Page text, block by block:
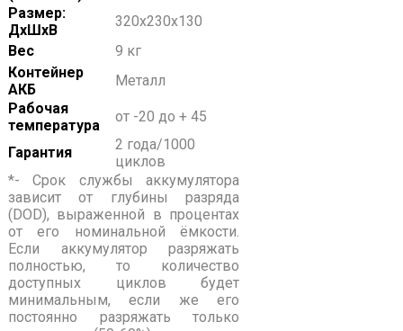
Размер:
ДхШхВ
320x230x130
Вес
9 кг
Контейнер
АКБ
Металл
Рабочая
температура
от -20 до + 45
Гарантия
2 года/1000
циклов
*- Срок службы аккумулятора
зависит от глубины разряда
(DOD), выраженной в процентах
от его номинальной ёмкости.
Если аккумулятор разряжать
полностью, то количество
доступных циклов будет
минимальным, если же его
постоянно разряжать только